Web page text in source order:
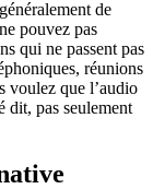
de
pouvez pas
qui ne passent pas
réunions
voulez que l’audio
dit, pas seulement